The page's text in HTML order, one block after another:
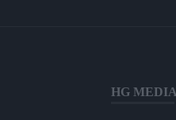
HG MEDIA